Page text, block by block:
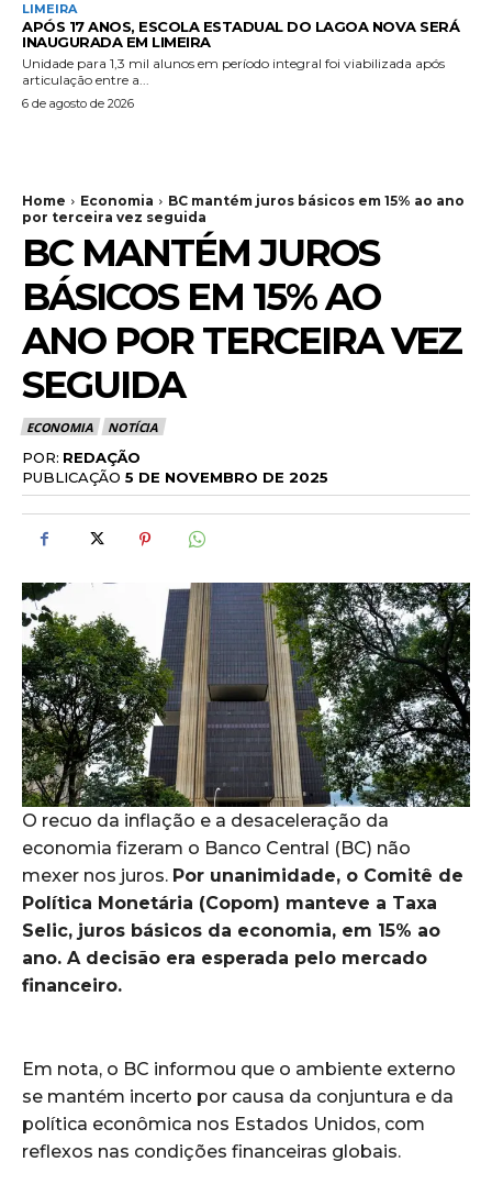
LIMEIRA
APÓS 17 ANOS, ESCOLA ESTADUAL DO LAGOA NOVA SERÁ
INAUGURADA EM LIMEIRA
Unidade para 1,3 mil alunos em período integral foi viabilizada após
articulação entre a...
6 de agosto de 2026